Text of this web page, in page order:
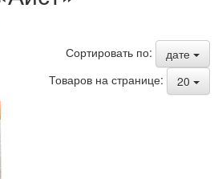
Сортировать по:
дате
Товаров на странице:
20